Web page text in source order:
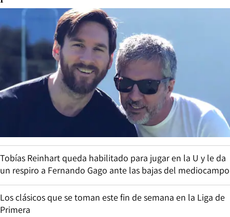
Tobías Reinhart queda habilitado para jugar en la U y le da
un respiro a Fernando Gago ante las bajas del mediocampo
Los clásicos que se toman este fin de semana en la Liga de
Primera